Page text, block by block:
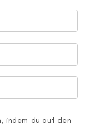
indem du auf den